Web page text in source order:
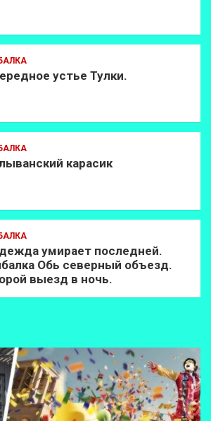
устье Тулки.
карасик
умирает последней.
Обь северный объезд.
выезд в ночь.